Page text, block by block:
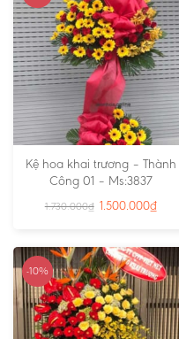
Kệ hoa khai trương – Thành
Công 01 – Ms:3837
1.730.000₫ 1.500.000₫
-10%